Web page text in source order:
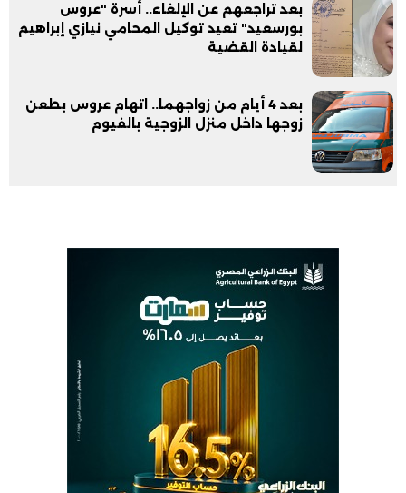
بعد تراجعهم عن الإلغاء.. أسرة "عروس
بورسعيد" تعيد توكيل المحامي نيازي إبراهيم
لقيادة القضية
بعد 4 أيام من زواجهما.. اتهام عروس بطعن
زوجها داخل منزل الزوجية بالفيوم